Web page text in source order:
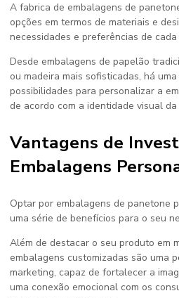
A fabrica de embalagens de
opções em termos de materiais e
necessidades e preferências de
Desde embalagens de papelão
ou madeira mais sofisticadas, há
possibilidades para personalizar a
de acordo com a identidade visual da
Vantagens de
Embalagens
Optar por embalagens de panetone
uma série de benefícios para o seu
Além de destacar o seu produto em
embalagens customizadas são uma
marketing, capaz de fortalecer a
uma conexão emocional com os